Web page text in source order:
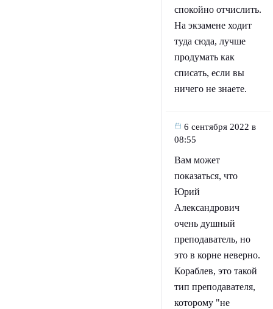
спокойно отчислить.
На экзамене ходит
туда сюда, лучше
продумать как
списать, если вы
ничего не знаете.
6 сентября 2022 в
08:55
Вам может
показаться, что
Юрий
Александрович
очень душный
преподаватель, но
это в корне неверно.
Кораблев, это такой
тип преподавателя,
которому "не